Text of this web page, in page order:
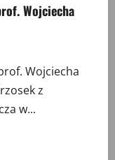
Wojciecha
Wojciecha
z
w...